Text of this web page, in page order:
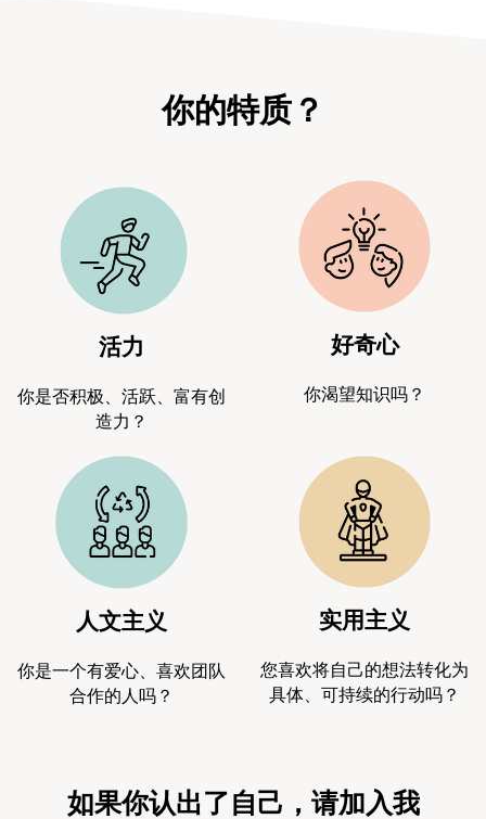
你的特质？
活力
你是否积极、活跃、富有创
造力？
好奇心
你渴望知识吗？
人文主义
你是一个有爱心、喜欢团队
合作的人吗？
实用主义
您喜欢将自己的想法转化为
具体、可持续的行动吗？
如果你认出了自己，请加入我